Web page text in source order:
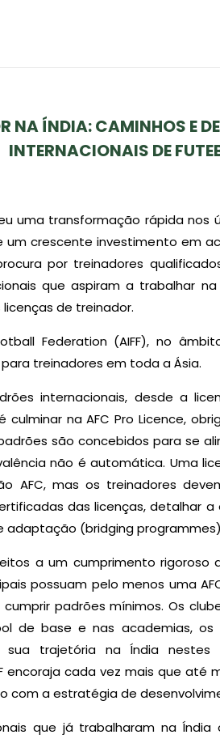
NA ÍNDIA: CAMINHOS E
INTERNACIONAIS DE
uma transformação rápida nos
um crescente investimento em
por treinadores
que aspiram a trabalhar
de treinador.
Federation (AIFF), no
treinadores em toda a Ásia.
internacionais, desde a
culminar na AFC Pro Licence,
são concebidos para se
não é automática. Uma
AFC, mas os treinadores
das licenças, detalhar
adaptação (bridging
a um cumprimento rigoroso
possuam pelo menos uma
padrões mínimos. Os
de base e nas academias, os
sua trajetória na Índia
encoraja cada vez mais que
com a estratégia de
que já trabalharam na